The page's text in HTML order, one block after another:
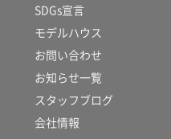
SDGs宣言
モデルハウス
お問い合わせ
お知らせ一覧
スタッフブログ
会社情報